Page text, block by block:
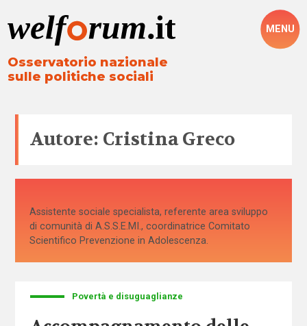
Osservatorio nazionale
sulle politiche sociali
MENU
Autore: Cristina Greco
Assistente sociale specialista, referente area sviluppo
di comunità di A.S.S.E.MI., coordinatrice Comitato
Scientifico Prevenzione in Adolescenza.
Povertà e disuguaglianze